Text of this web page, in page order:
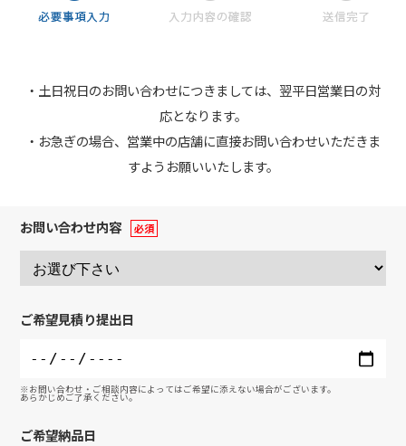
・土日祝日のお問い合わせにつきましては、翌平日営業日の対
応となります。
・お急ぎの場合、営業中の店舗に直接お問い合わせいただきま
すようお願いいたします。
お問い合わせ内容
ご希望見積り提出日
※お問い合わせ・ご相談内容によってはご希望に添えない場合がございます。
あらかじめご了承ください。
ご希望納品日